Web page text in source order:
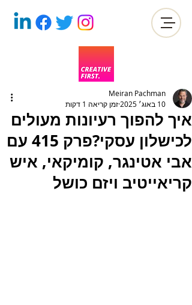
איך להפוך רעיונות מעולים
לכישלון עסקי?פרק 415 עם
אבי אטינגר, קומיקאי, איש
קריאייטיב ויזם כושל
Meiran Pachman
10 באוג׳ 2025
זמן קריאה 1 דקות